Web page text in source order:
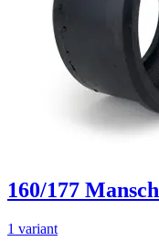
160/177
1 variant